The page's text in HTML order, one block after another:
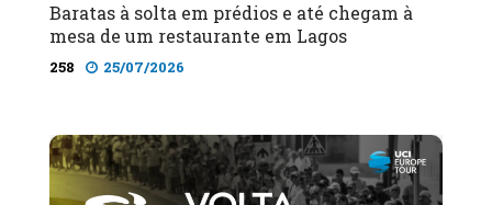
Baratas à solta em prédios e até chegam à
mesa de um restaurante em Lagos
258 25/07/2026